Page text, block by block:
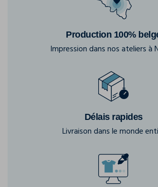
Production 100%
Impression dans nos ateliers à
Délais rapides
Livraison dans le monde